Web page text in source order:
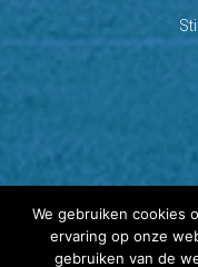
We gebruiken cookies
ervaring op onze
gebruiken van de